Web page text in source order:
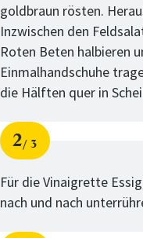
goldbraun rösten.
Inzwischen den
Roten Beten halbieren
Einmalhandschuhe
die Hälften quer in
Schritt
2
von
3
Für die Vinaigrette
nach und nach